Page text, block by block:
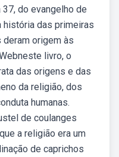
do evangelho de
história das primeiras
origem às
livro, o
das origens e das
da religião, dos
humanas.
de coulanges
a religião era um
de caprichos